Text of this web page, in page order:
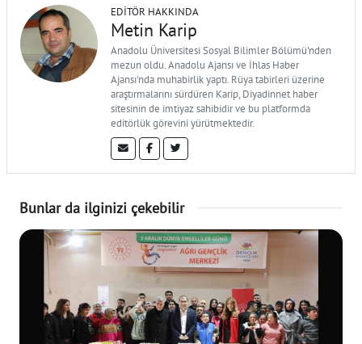
EDITÖR HAKKINDA
Metin Karip
Anadolu Üniversitesi Sosyal Bilimler Bölümü'nden
mezun oldu. Anadolu Ajansı ve İhlas Haber
Ajansı'nda muhabirlik yaptı. Rüya tabirleri üzerine
araştırmalarını sürdüren Karip, Diyadinnet haber
sitesinin de imtiyaz sahibidir ve bu platformda
editörlük görevini yürütmektedir.
Bunlar da ilginizi çekebilir